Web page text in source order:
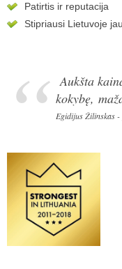
Patirtis ir reputacija
Stipriausi Lietuvoje
Aukšta
kokybę,
Egidijus Žilinskas -